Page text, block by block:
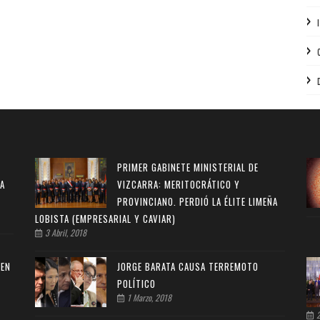
PRIMER GABINETE MINISTERIAL DE
VIZCARRA: MERITOCRÁTICO Y
PROVINCIANO. PERDIÓ LA ÉLITE LIMEÑA
LOBISTA (EMPRESARIAL Y CAVIAR)
3 Abril, 2018
JORGE BARATA CAUSA TERREMOTO
POLÍTICO
1 Marzo, 2018